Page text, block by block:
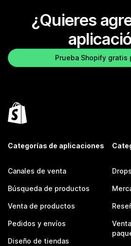
¿Quieres
Prueba Shopify gratis
Categorías de aplicaciones
Canales de venta
Búsqueda de productos
Venta de productos
Pedidos y envíos
Diseño de tiendas